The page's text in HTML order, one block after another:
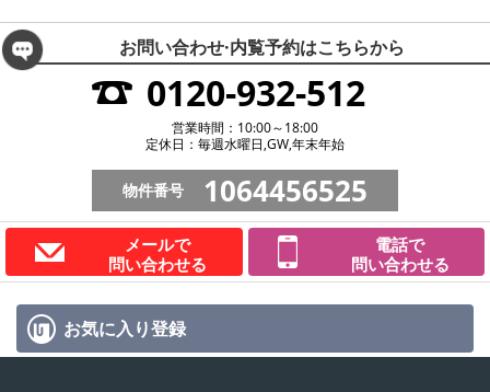
お問い合わせ·内覧予約はこちらから
0120-932-512
営業時間：10:00～18:00
定休日：毎週水曜日,GW,年末年始
物件番号 1064456525
メールで
問い合わせる
電話で
問い合わせる
お気に入り登録